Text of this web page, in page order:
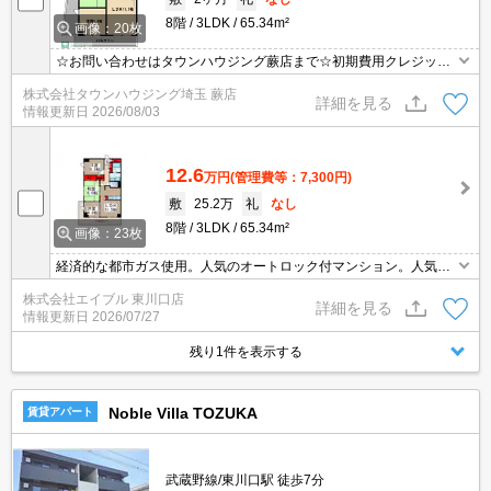
画像：20枚
8階
3LDK 65.34m²
☆お問い合わせはタウンハウジング蕨店まで☆初期費用クレジット
決済相談☆オンラインでの内見・契約もお気軽にご相談ください！
株式会社タウンハウジング埼玉 蕨店
情報更新日 2026/08/03
詳細を見る
画像：23枚
12.6万円(管理費等：7,300円)
敷
25.2万 礼
なし
8階
3LDK 65.34m²
経済的な都市ガス使用。人気のオートロック付マンション。人気の
ファミリー向け物件。内見予約受付中。久しぶりに空きました。店
長のお薦め物件。
株式会社エイブル 東川口店
情報更新日 2026/07/27
詳細を見る
残り1件を表示する
賃貸アパート Noble Villa TOZUKA
武蔵野線/東川口駅 徒歩7分